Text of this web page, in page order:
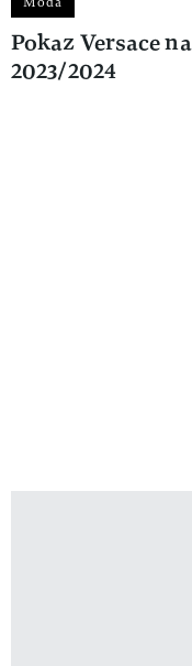
Pokaz Versace
2023/2024